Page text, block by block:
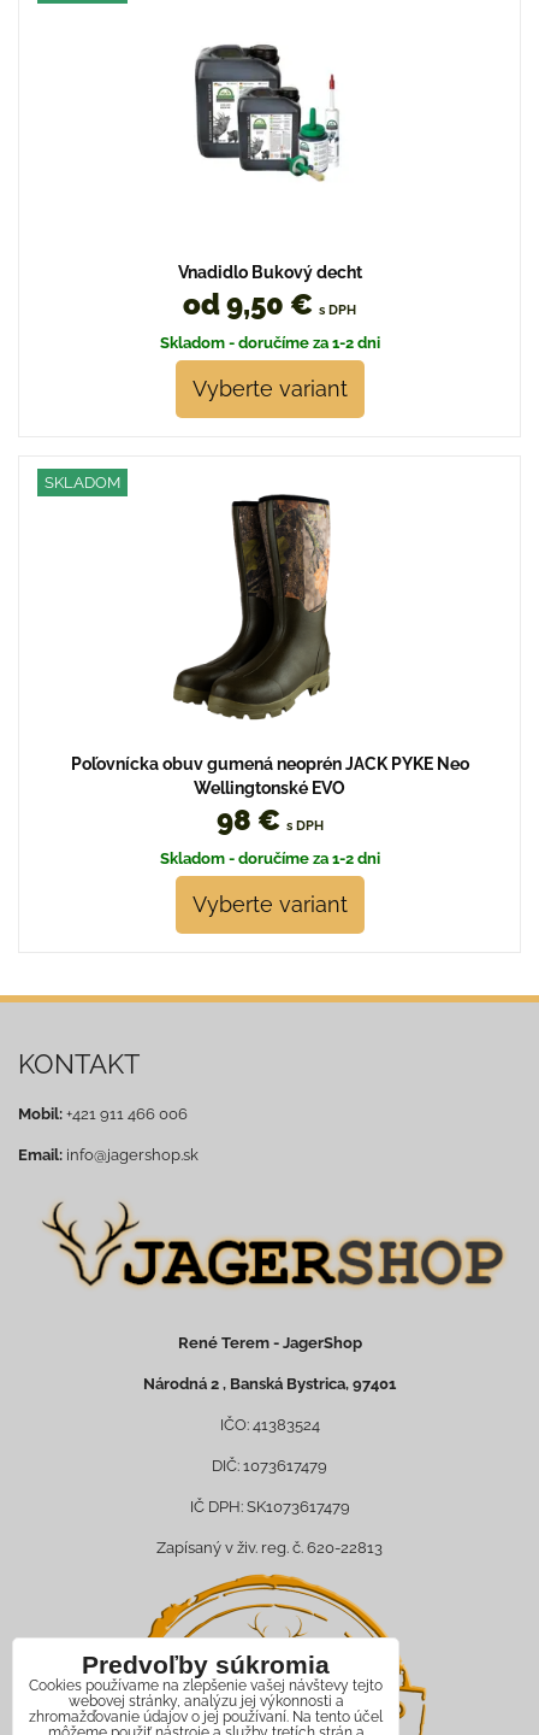
Vnadidlo Bukový decht
od 9,50 € s DPH
Skladom - doručíme za 1-2 dni
Vyberte variant
SKLADOM
Poľovnícka obuv gumená neoprén JACK PYKE Neo
Wellingtonské EVO
98 € s DPH
Skladom - doručíme za 1-2 dni
Vyberte variant
KONTAKT
Mobil: +421 911 466 006
Email: info@jagershop.sk
René Terem - JagerShop
Národná 2 , Banská Bystrica, 97401
IČO: 41383524
DIČ: 1073617479
IČ DPH: SK1073617479
Zapísaný v živ. reg. č. 620-22813
Predvoľby súkromia
Cookies používame na zlepšenie vašej návštevy tejto
webovej stránky, analýzu jej výkonnosti a
zhromažďovanie údajov o jej používaní. Na tento účel